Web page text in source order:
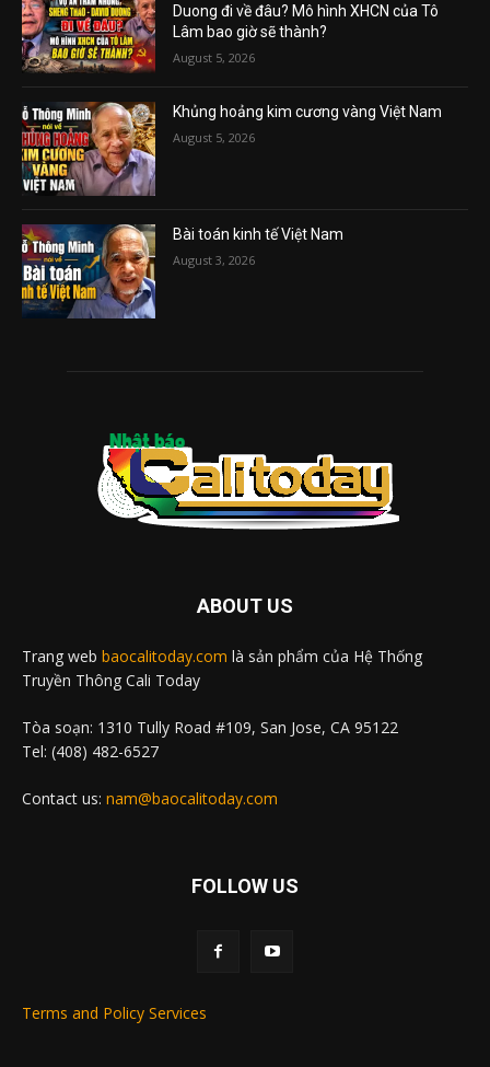
Duong đi về đâu? Mô hình XHCN của Tô
Lâm bao giờ sẽ thành?
August 5, 2026
Khủng hoảng kim cương vàng Việt Nam
August 5, 2026
Bài toán kinh tế Việt Nam
August 3, 2026
ABOUT US
Trang web baocalitoday.com là sản phẩm của Hệ Thống
Truyền Thông Cali Today
Tòa soạn: 1310 Tully Road #109, San Jose, CA 95122
Tel: (408) 482-6527
Contact us: nam@baocalitoday.com
FOLLOW US
Terms and Policy Services